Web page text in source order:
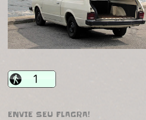
ENVIE SEU FLAGRA!